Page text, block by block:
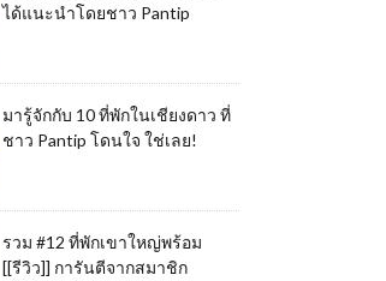
ได้แนะนำโดยชาว Pantip
มารู้จักกับ 10 ที่พักในเชียงดาว ที่
ชาว Pantip โดนใจ ใช่เลย!
รวม #12 ที่พักเขาใหญ่พร้อม
[[รีวิว]] การันตีจากสมาชิก